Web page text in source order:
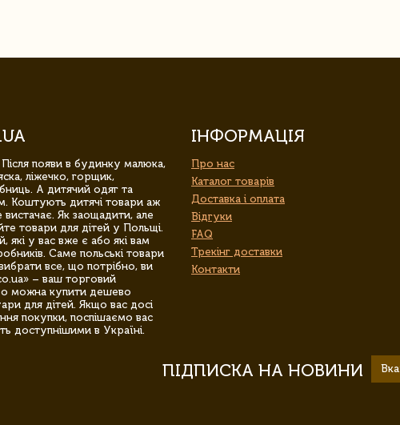
появи в будинку малюка,
ліжечко, горщик,
А дитячий одяг та
Коштують дитячі товари аж
Як заощадити, але
товари для дітей у Польщі.
у вас вже є або які вам
Саме польські товари
все, що потрібно, ви
– ваш торговий
можна купити дешево
для дітей. Якщо вас досі
покупки, поспішаємо вас
доступнішими в Україні.
ІНФОРМАЦІЯ
Про нас
Каталог товарів
Доставка і оплата
Відгуки
FAQ
Трекінг доставки
Контакти
ПІДПИСКА НА НОВИНИ